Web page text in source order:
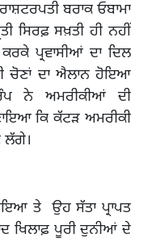
ਬਰਾਕ ਓਬਾਮਾ
ਸਿਰਫ਼ ਸਖ਼ਤੀ ਹੀ ਨਹੀਂ
ਪ੍ਰਵਾਸੀਆਂ ਦਾ ਦਿਲ
ਚੋਣਾਂ ਦਾ ਐਲਾਨ ਹੋਇਆ
ਨੇ ਅਮਰੀਕੀਆਂ ਦੀ
ਕਿ ਕੱਟੜ ਅਮਰੀਕੀ
ਲੱਗੇ।
ਤੇ ਉਹ ਸੱਤਾ ਪ੍ਰਾਪਤ
ਖਿਲਾਫ਼ ਪੂਰੀ ਦੁਨੀਆਂ ਦੇ